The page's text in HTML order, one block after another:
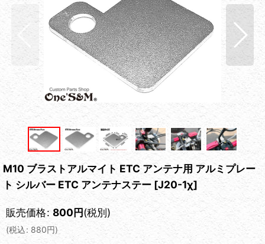
M10 ブラストアルマイト ETC アンテナ用 アルミプレー
ト シルバー ETC アンテナステー [J20-1χ]
販売価格: 800円(税別)
(税込: 880円)